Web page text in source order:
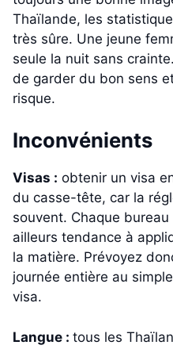
Thaïlande, les
très sûre. Une jeune
seule la nuit sans
de garder du bon sens
risque.
Inconvénients
Visas : obtenir un visa
du casse-tête, car la
souvent. Chaque bureau
ailleurs tendance à
la matière. Prévoyez
journée entière au
visa.
Langue : tous les